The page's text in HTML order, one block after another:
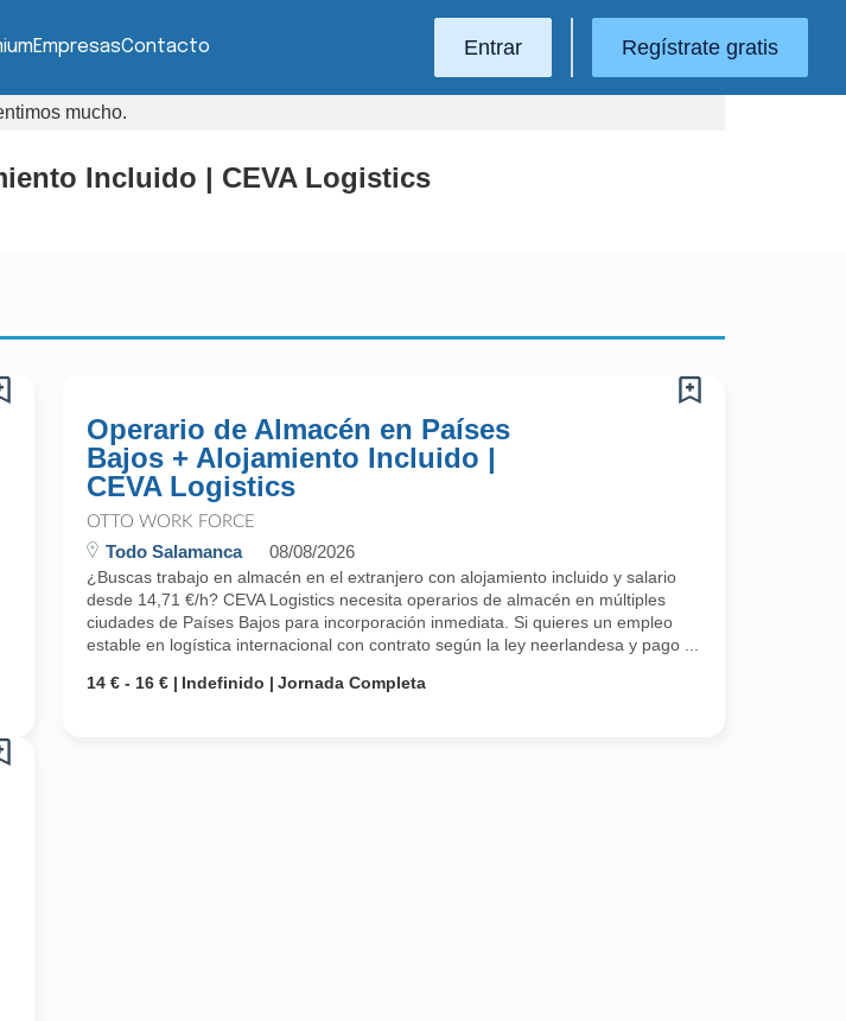
EmpresasContacto Entrar Regístrate gratis
mucho.
Incluido | CEVA Logistics
Operario de Almacén en Países
Bajos + Alojamiento Incluido |
CEVA Logistics
OTTO WORK FORCE
Todo Salamanca 08/08/2026
¿Buscas trabajo en almacén en el extranjero con alojamiento incluido y salario
desde 14,71 €/h? CEVA Logistics necesita operarios de almacén en múltiples
ciudades de Países Bajos para incorporación inmediata. Si quieres un empleo
estable en logística internacional con contrato según la ley neerlandesa y pago ...
14 € - 16 €
Indefinido Jornada Completa